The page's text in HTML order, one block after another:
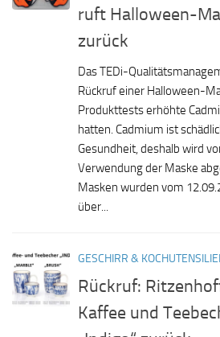
ruft Halloween-
zurück
Das TEDi-
Rückruf einer Halloween-
Produkttests erhöhte
hatten. Cadmium ist
Gesundheit, deshalb wird
Verwendung der Maske
Masken wurden vom
über...
GESCHIRR &
Rückruf:
Kaffee und